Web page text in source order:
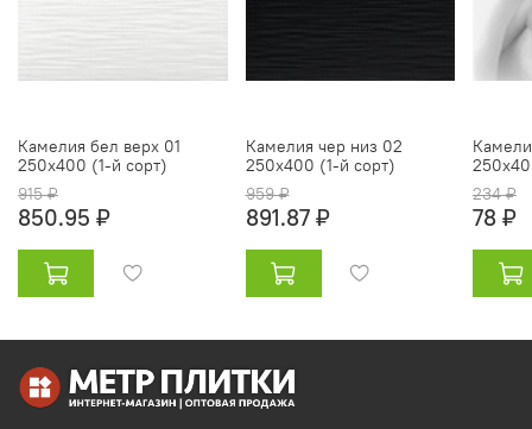
Камелия бел верх 01
250х400 (1-й сорт)
915 ₽
850.95 ₽
Камелия чер низ 02
250х400 (1-й сорт)
959 ₽
891.87 ₽
234 ₽
78 ₽